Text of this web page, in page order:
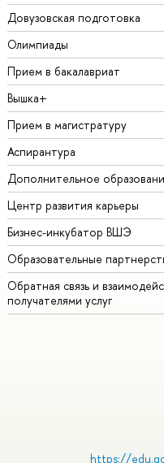
Довузовская подготовка
Олимпиады
Прием в бакалавриат
Вышка+
Прием в магистратуру
Аспирантура
Дополнительное
Центр развития карьеры
Бизнес-инкубатор ВШЭ
Образовательные
Обратная связь и
получателями услуг
https://